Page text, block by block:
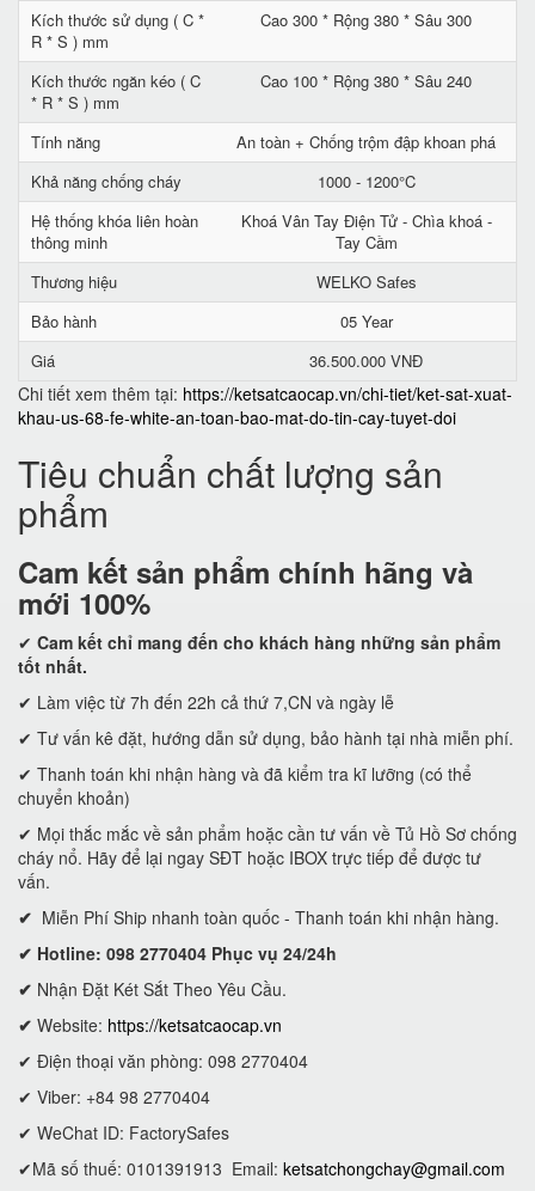
Kích thước sử dụng ( C *
R * S ) mm
Cao 300 * Rộng 380 * Sâu 300
Kích thước ngăn kéo ( C
* R * S ) mm
Cao 100 * Rộng 380 * Sâu 240
Tính năng
An toàn + Chống trộm đập khoan phá
Khả năng chống cháy
1000 - 1200°C
Hệ thống khóa liên hoàn
thông minh
Khoá Vân Tay Điện Tử - Chìa khoá -
Tay Cầm
Thương hiệu
WELKO Safes
Bảo hành
05 Year
Giá
36.500.000 VNĐ
Chi tiết xem thêm tại: https://ketsatcaocap.vn/chi-tiet/ket-sat-xuat-
khau-us-68-fe-white-an-toan-bao-mat-do-tin-cay-tuyet-doi
Tiêu chuẩn chất lượng sản
phẩm
Cam kết sản phẩm chính hãng và
mới 100%
✔ Cam kết chỉ mang đến cho khách hàng những sản phẩm
tốt nhất.
✔ Làm việc từ 7h đến 22h cả thứ 7,CN và ngày lễ
✔ Tư vấn kê đặt, hướng dẫn sử dụng, bảo hành tại nhà miễn phí.
✔ Thanh toán khi nhận hàng và đã kiểm tra kĩ lưỡng (có thể
chuyển khoản)
✔ Mọi thắc mắc về sản phẩm hoặc cần tư vấn về Tủ Hồ Sơ chống
cháy nổ. Hãy để lại ngay SĐT hoặc IBOX trực tiếp để được tư
vấn.
✔ Miễn Phí Ship nhanh toàn quốc - Thanh toán khi nhận hàng.
✔ Hotline: 098 2770404 Phục vụ 24/24h
✔ Nhận Đặt Két Sắt Theo Yêu Cầu.
✔ Website: https://ketsatcaocap.vn
✔ Điện thoại văn phòng: 098 2770404
✔ Viber: +84 98 2770404
✔ WeChat ID: FactorySafes
✔Mã số thuế: 0101391913 Email: ketsatchongchay@gmail.com